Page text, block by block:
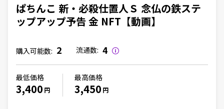
ぱちんこ 新・必殺仕置人Ｓ 念仏の鉄ステ
ップアップ予告 金 NFT【動画】
購入可能数: 2 流通数: 4
最低価格
3,400 円
最高価格
3,450 円